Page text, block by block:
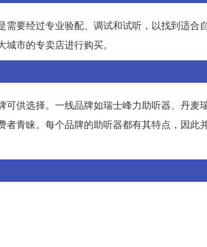
要经过专业验配、调试和试听，以找到适合
市的专卖店进行购买。
供选择。一线品牌如瑞士峰力助听器、丹麦
青睐。每个品牌的助听器都有其特点，因此